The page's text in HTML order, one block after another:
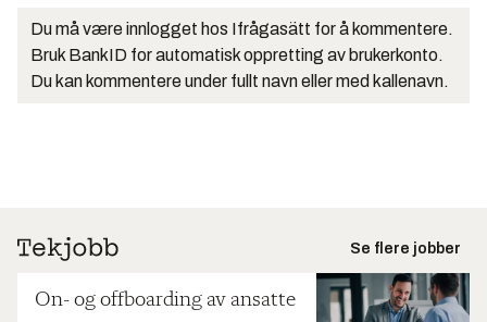
Du må være innlogget hos Ifrågasätt for å kommentere.
Bruk BankID for automatisk oppretting av brukerkonto.
Du kan kommentere under fullt navn eller med kallenavn.
Se flere jobber
On- og offboarding av ansatte